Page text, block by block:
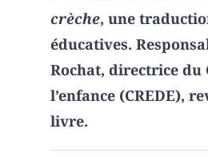
crèche, une
éducatives.
Rochat, directrice du
l’enfance (CREDE),
livre.